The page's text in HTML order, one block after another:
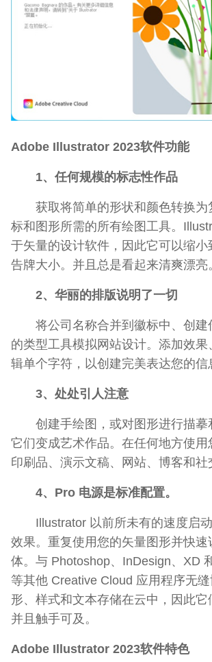
Adobe Illustrator 2023软件功能
1、任何规模的标志性作品
获取将简单的形状和颜色转换为
标和图形所需的所有绘图工具。
于矢量的设计软件，因此它可以缩
告牌大小。并且总是看起来清爽漂亮
2、华丽的排版说明了一切
将公司名称合并到徽标中、创建
的类型工具模拟网站设计。添加效果
辑单个字符，以创建完美表达您的信
3、处处引人注意
创建手绘图，或对图形进行描摹
它们变成艺术作品。在任何地方使
印刷品、演示文稿、网站、博客和社
4、Pro 电源是标准配置。
Illustrator 以前所未有的速度启动
效果。重复使用您的矢量图形并快速
体。与 Photoshop、InDesign、XD
等其他 Creative Cloud 应用程序无
形、样式和文本存储在云中，因此它
并且触手可及。
Adobe Illustrator 2023软件特色